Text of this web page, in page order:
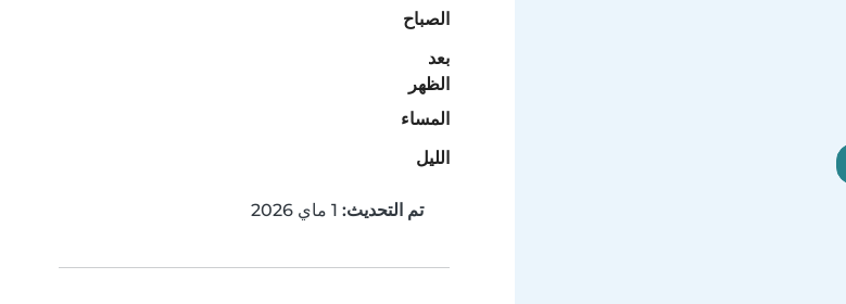
الصباح
بعد
الظهر
المساء
الليل
تم التحديث: